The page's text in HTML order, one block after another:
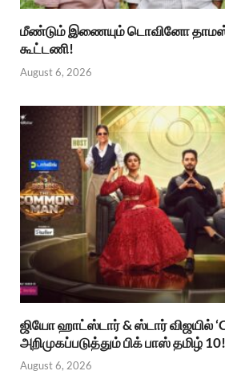
மீண்டும் இணையும் டொவினோ தாமஸ்
கூட்டணி!
August 6, 2026
ஜியோ ஹாட்ஸ்டார் & ஸ்டார் விஜயில்
அறிமுகப்படுத்தும் பிக் பாஸ் தமிழ் 10!
August 6, 2026